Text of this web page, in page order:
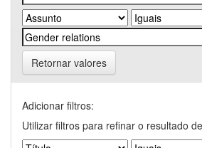
Retornar valores
Adicionar filtros:
Utilizar filtros para refinar o resultado